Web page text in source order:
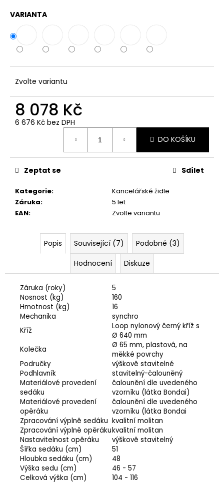
VARIANTA
Zvolte variantu
8 078 Kč
6 676 Kč bez DPH
DO KOŠÍKU
Kategorie:
Kancelářské židle
Záruka:
5 let
EAN: Zvolte variantu
Zeptat se Sdílet
Popis Související (7)
Podobné (3)
Hodnocení
Diskuze
Záruka (roky)
5
Nosnost (kg)
160
Hmotnost (kg)
16
Mechanika
synchro
Kříž
Loop nylonový černý kříž s
Ø 640 mm
Kolečka
Ø 65 mm, plastová, na
měkké povrchy
Područky
výškově stavitelné
Podhlavník
stavitelný-čalouněný
Materiálové provedení
sedáku
čalounění dle uvedeného
vzorníku (látka Bondai)
Materiálové provedení
opěráku
čalounění dle uvedeného
vzorníku (látka Bondai
Zpracování výplně sedáku kvalitní molitan
Zpracování výplně opěrákukvalitní molitan
Nastavitelnost opěráku
výškově stavitelný
Šířka sedáku (cm)
51
Hloubka sedáku (cm)
48
Výška sedu (cm)
46 - 57
Celková výška (cm)
104 - 116
Powered by chaterimo